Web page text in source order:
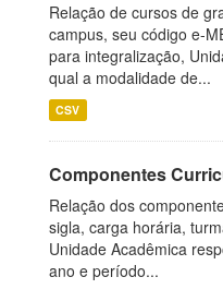
Relação de cursos de
campus, seu código e-
para integralização,
qual a modalidade de...
CSV
Componentes
Relação dos
sigla, carga horária,
Unidade Acadêmica
ano e período...